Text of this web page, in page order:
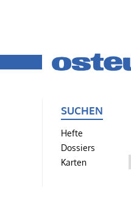
SUCHEN
Hefte
Dossiers
Karten